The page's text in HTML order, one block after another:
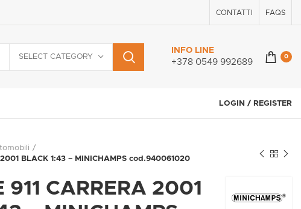
CONTATTI FAQS
SELECT CATEGORY
INFO LINE
+378 0549 992689
0
LOGIN / REGISTER
2001 BLACK 1:43 – MINICHAMPS cod.940061020
911 CARRERA 2001